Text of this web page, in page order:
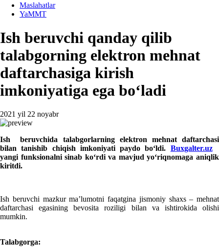
Maslahatlar
YaMMT
Ish beruvchi qanday qilib
talabgorning elektron mehnat
daftarchasiga kirish
imkoniyatiga ega boʻladi
2021 yil 22 noyabr
Ish beruvchida talabgorlarning elektron mehnat daftarchasi
bilan tanishib chiqish imkoniyati paydo boʻldi. Buxgalter.uz
yangi funksionalni sinab koʻrdi va mavjud yoʻriqnomaga aniqlik
kiritdi.
Ish beruvchi mazkur ma’lumotni faqatgina jismoniy shaхs – mehnat
daftarchasi egasining bevosita roziligi bilan va ishtirokida olishi
mumkin.
Talabgorga: